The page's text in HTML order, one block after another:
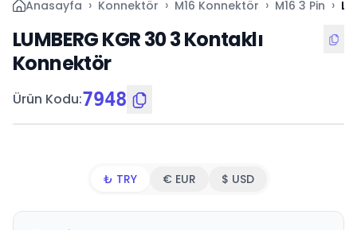
Anasayfa › Konnektör › M16 Konnektör › M16 3 Pin ›
LUMBERG KGR 30 3 Kontaklı
Konnektör
Ürün Kodu:7948
₺ TRY € EUR $ USD